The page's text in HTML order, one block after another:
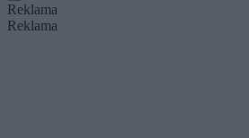
Reklama
Reklama